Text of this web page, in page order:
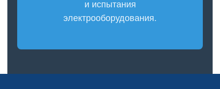
и испытания
электрооборудования.